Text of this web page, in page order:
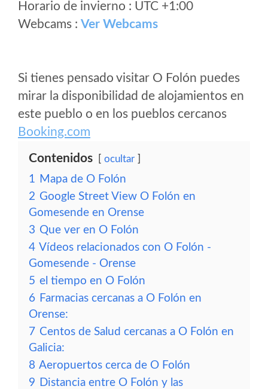
Horario de invierno : UTC +1:00
Webcams : Ver Webcams
Si tienes pensado visitar O Folón puedes
mirar la disponibilidad de alojamientos en
este pueblo o en los pueblos cercanos
Booking.com
Contenidos ocultar
1 Mapa de O Folón
2 Google Street View O Folón en
Gomesende en Orense
3 Que ver en O Folón
4 Vídeos relacionados con O Folón -
Gomesende - Orense
5 el tiempo en O Folón
6 Farmacias cercanas a O Folón en
Orense:
7 Centos de Salud cercanas a O Folón en
Galicia:
8 Aeropuertos cerca de O Folón
9 Distancia entre O Folón y las